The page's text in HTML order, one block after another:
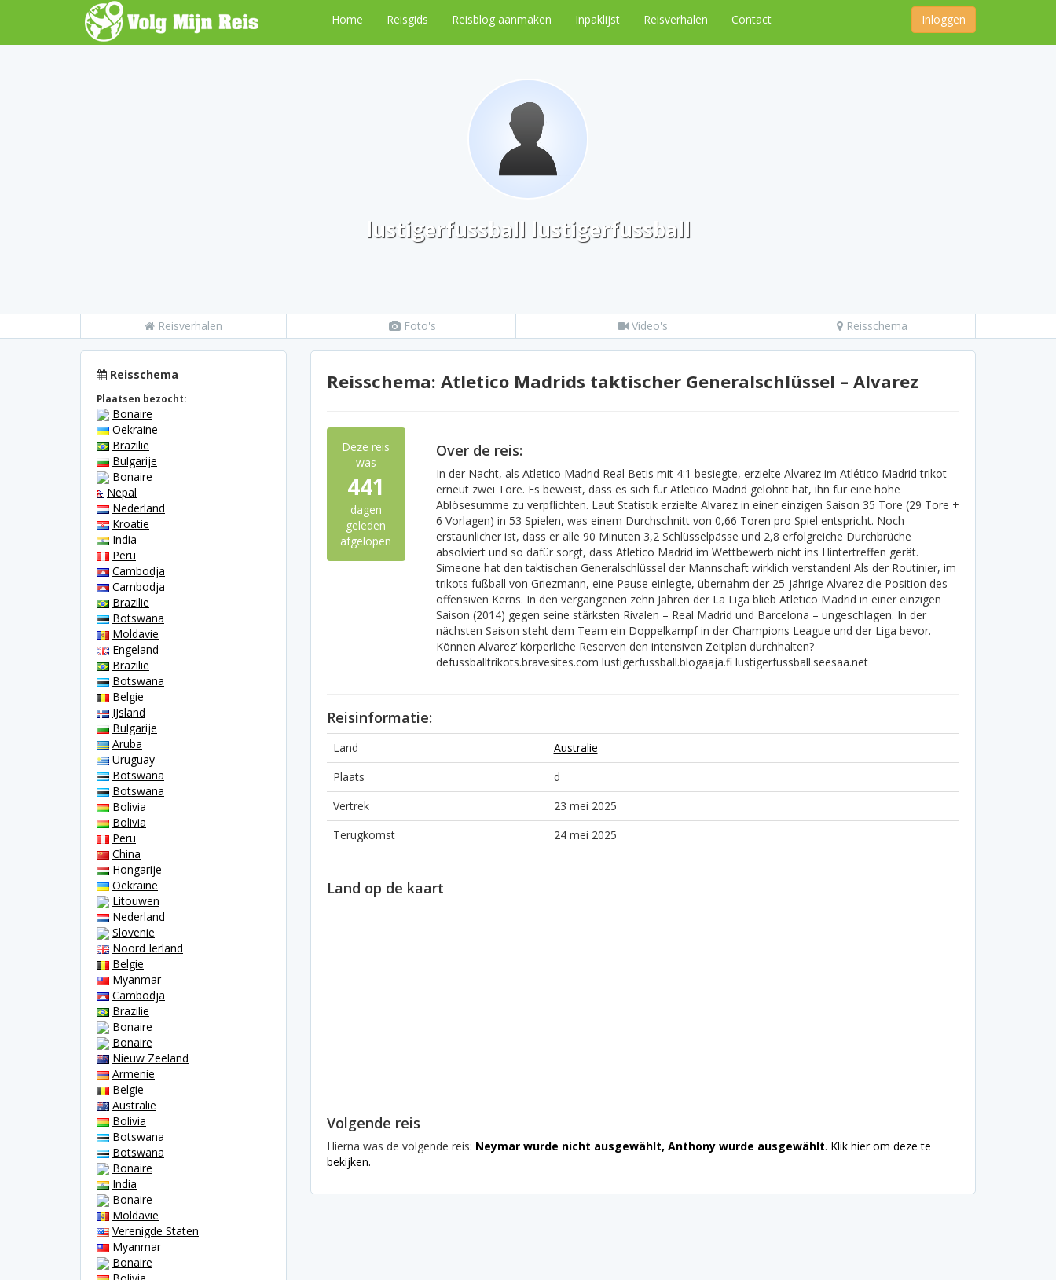
Home Reisgids Reisblog aanmaken Inpaklijst Reisverhalen Contact Inloggen
lustigerfussball lustigerfussball
Reisverhalen Foto's Video's Reisschema
Reisschema
Plaatsen bezocht:
Bonaire
Oekraine
Brazilie
Bulgarije
Bonaire
Nepal
Nederland
Kroatie
India
Peru
Cambodja
Cambodja
Brazilie
Botswana
Moldavie
Engeland
Brazilie
Botswana
Belgie
IJsland
Bulgarije
Aruba
Uruguay
Botswana
Botswana
Bolivia
Bolivia
Peru
China
Hongarije
Oekraine
Litouwen
Nederland
Slovenie
Noord Ierland
Belgie
Myanmar
Cambodja
Brazilie
Bonaire
Bonaire
Nieuw Zeeland
Armenie
Belgie
Australie
Bolivia
Botswana
Botswana
Bonaire
India
Bonaire
Moldavie
Verenigde Staten
Myanmar
Bonaire
Reisschema: Atletico Madrids taktischer Generalschlüssel – Alvarez
Deze reis
was
441
dagen
geleden
afgelopen
Over de reis:
In der Nacht, als Atletico Madrid Real Betis mit 4:1 besiegte, erzielte Alvarez im Atlético Madrid trikot
erneut zwei Tore. Es beweist, dass es sich für Atletico Madrid gelohnt hat, ihn für eine hohe
Ablösesumme zu verpflichten. Laut Statistik erzielte Alvarez in einer einzigen Saison 35 Tore (29 Tore +
6 Vorlagen) in 53 Spielen, was einem Durchschnitt von 0,66 Toren pro Spiel entspricht. Noch
erstaunlicher ist, dass er alle 90 Minuten 3,2 Schlüsselpässe und 2,8 erfolgreiche Durchbrüche
absolviert und so dafür sorgt, dass Atletico Madrid im Wettbewerb nicht ins Hintertreffen gerät.
Simeone hat den taktischen Generalschlüssel der Mannschaft wirklich verstanden! Als der Routinier, im
trikots fußball von Griezmann, eine Pause einlegte, übernahm der 25-jährige Alvarez die Position des
offensiven Kerns. In den vergangenen zehn Jahren der La Liga blieb Atletico Madrid in einer einzigen
Saison (2014) gegen seine stärksten Rivalen – Real Madrid und Barcelona – ungeschlagen. In der
nächsten Saison steht dem Team ein Doppelkampf in der Champions League und der Liga bevor.
Können Alvarez‘ körperliche Reserven den intensiven Zeitplan durchhalten?
defussballtrikots.bravesites.com lustigerfussball.blogaaja.fi lustigerfussball.seesaa.net
Reisinformatie:
Land
Australie
Plaats
d
Vertrek
23 mei 2025
Terugkomst
24 mei 2025
Land op de kaart
Volgende reis
Hierna was de volgende reis: Neymar wurde nicht ausgewählt, Anthony wurde ausgewählt. Klik hier om deze te
bekijken.